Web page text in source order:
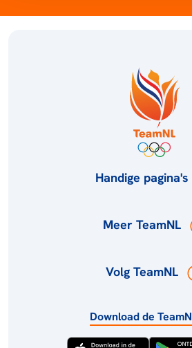
Handige pagina's
Meer TeamNL
Volg TeamNL
Download de